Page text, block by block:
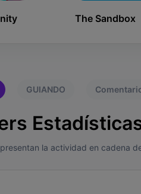
The Sandbox
GUIANDO
la actividad en cadena